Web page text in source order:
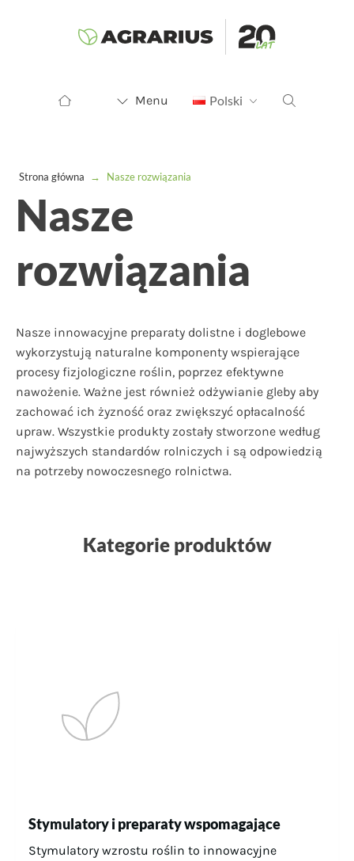
Menu Polski
Strona główna → Nasze rozwiązania
Nasze
rozwiązania
Nasze innowacyjne preparaty dolistne i doglebowe
wykorzystują naturalne komponenty wspierające
procesy fizjologiczne roślin, poprzez efektywne
nawożenie. Ważne jest również odżywianie gleby aby
zachować ich żyzność oraz zwiększyć opłacalność
upraw. Wszystkie produkty zostały stworzone według
najwyższych standardów rolniczych i są odpowiedzią
na potrzeby nowoczesnego rolnictwa.
Kategorie produktów
Stymulatory i preparaty wspomagające
Stymulatory wzrostu roślin to innowacyjne